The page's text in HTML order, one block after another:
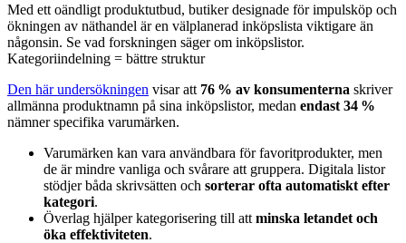
Med ett oändligt produktutbud, butiker designade för impulsköp och
ökningen av näthandel är en välplanerad inköpslista viktigare än
någonsin. Se vad forskningen säger om inköpslistor.
Kategoriindelning = bättre struktur
Den här undersökningen visar att 76 % av konsumenterna skriver
allmänna produktnamn på sina inköpslistor, medan endast 34 %
nämner specifika varumärken.
Varumärken kan vara användbara för favoritprodukter, men
de är mindre vanliga och svårare att gruppera. Digitala listor
stödjer båda skrivsätten och sorterar ofta automatiskt efter
kategori.
Överlag hjälper kategorisering till att minska letandet och
öka effektiviteten.